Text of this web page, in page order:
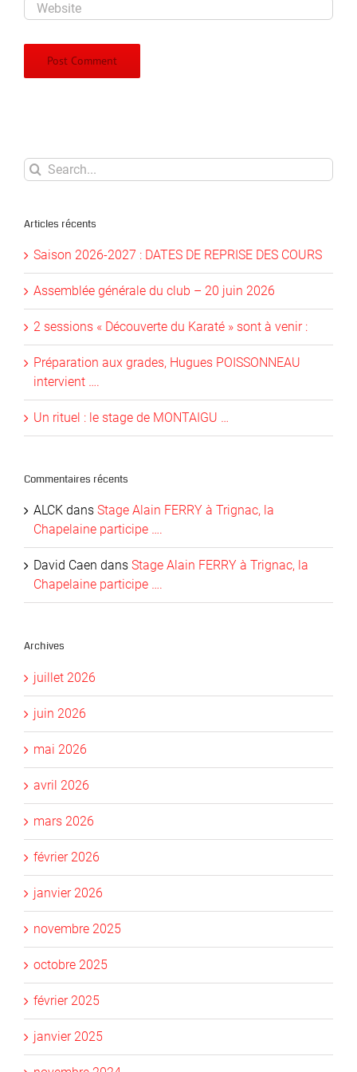
Search
for:
Articles récents
Saison 2026-2027 : DATES DE REPRISE DES COURS
Assemblée générale du club – 20 juin 2026
2 sessions « Découverte du Karaté » sont à venir :
Préparation aux grades, Hugues POISSONNEAU
intervient ….
Un rituel : le stage de MONTAIGU …
Commentaires récents
ALCK dans Stage Alain FERRY à Trignac, la
Chapelaine participe ….
David Caen dans Stage Alain FERRY à Trignac, la
Chapelaine participe ….
Archives
juillet 2026
juin 2026
mai 2026
avril 2026
mars 2026
février 2026
janvier 2026
novembre 2025
octobre 2025
février 2025
janvier 2025